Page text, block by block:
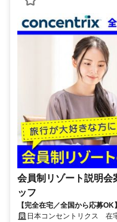
会員制リゾート説明会
ッフ
【完全在宅／全国から応募
トのご案内×テレワーク・リ
日本コンセントリクス 在